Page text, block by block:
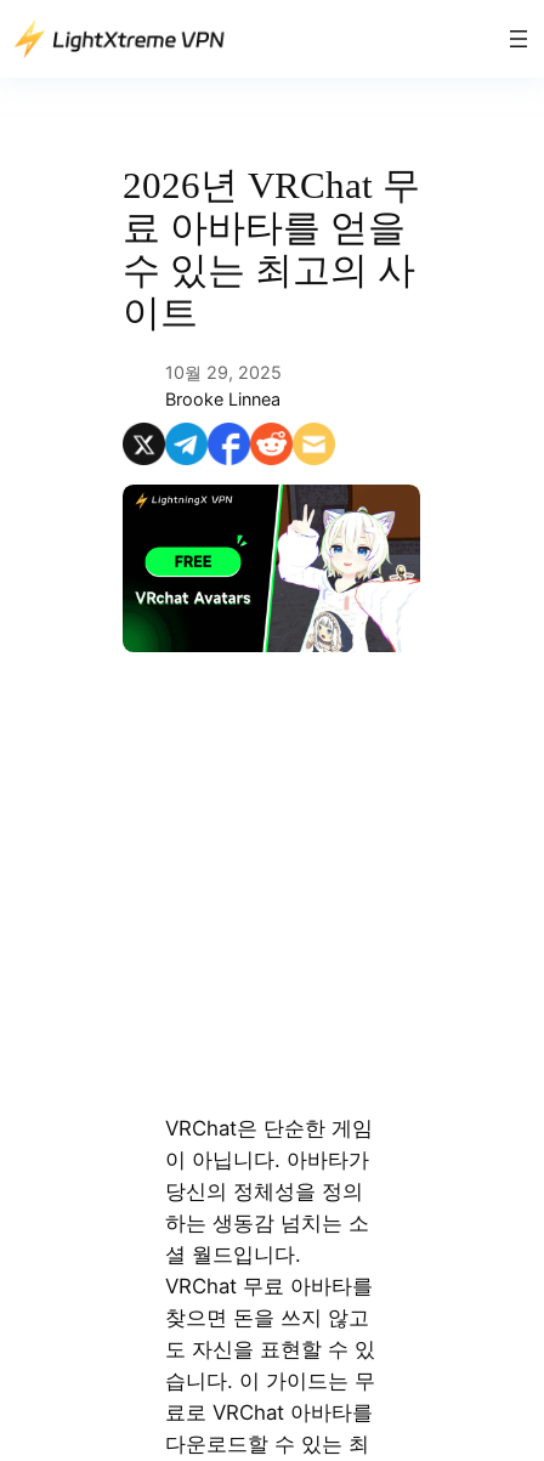
텐
2026년 VRChat 무
료 아바타를 얻을
수 있는 최고의 사
이트
10월 29, 2025
Brooke Linnea
VRChat은 단순한 게임
이 아닙니다. 아바타가
당신의 정체성을 정의
하는 생동감 넘치는 소
셜 월드입니다.
VRChat 무료 아바타를
찾으면 돈을 쓰지 않고
도 자신을 표현할 수 있
습니다. 이 가이드는 무
료로 VRChat 아바타를
다운로드할 수 있는 최